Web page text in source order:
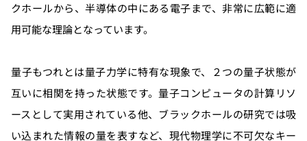
クホールから、半導体の中にある電子まで、非常に広範に適
用可能な理論となっています。
量子もつれとは量子力学に特有な現象で、２つの量子状態が
互いに相関を持った状態です。量子コンピュータの計算リソ
ースとして実用されている他、ブラックホールの研究では吸
い込まれた情報の量を表すなど、現代物理学に不可欠なキー